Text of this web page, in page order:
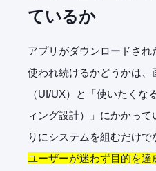
ているか
アプリがダウンロードされ
使われ続けるかどうかは、
（UI/UX）と「使いたくな
ィング設計）」にかかって
りにシステムを組むだけで
ユーザーが迷わず目的を達